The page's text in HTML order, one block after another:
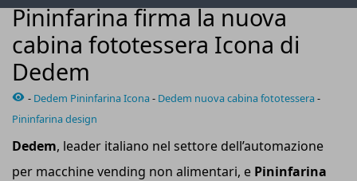
Pininfarina firma la nuova
cabina fototessera Icona di
Dedem
- Dedem Pininfarina Icona- Dedem nuova cabina fototessera-
Pininfarina design
Dedem, leader italiano nel settore dell’automazione
per macchine vending non alimentari, e Pininfarina